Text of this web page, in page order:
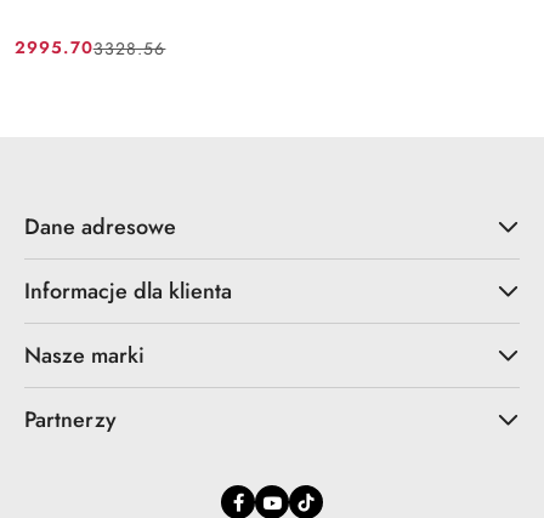
Cena
2995.70
Cena
3328.56
Dane adresowe
Informacje dla klienta
Nasze marki
Partnerzy